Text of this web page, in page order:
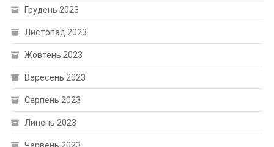
Грудень 2023
Листопад 2023
Жовтень 2023
Вересень 2023
Серпень 2023
Липень 2023
Червень 2023